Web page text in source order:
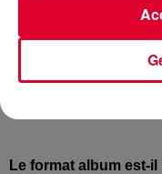
Le format album est-il